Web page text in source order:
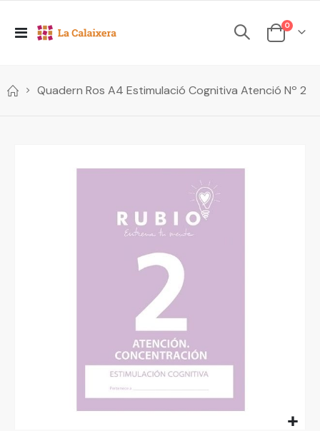
Toggle
Cesta
0elements
Quadern Ros A4 Estimulació Cognitiva Atenció Nº 2